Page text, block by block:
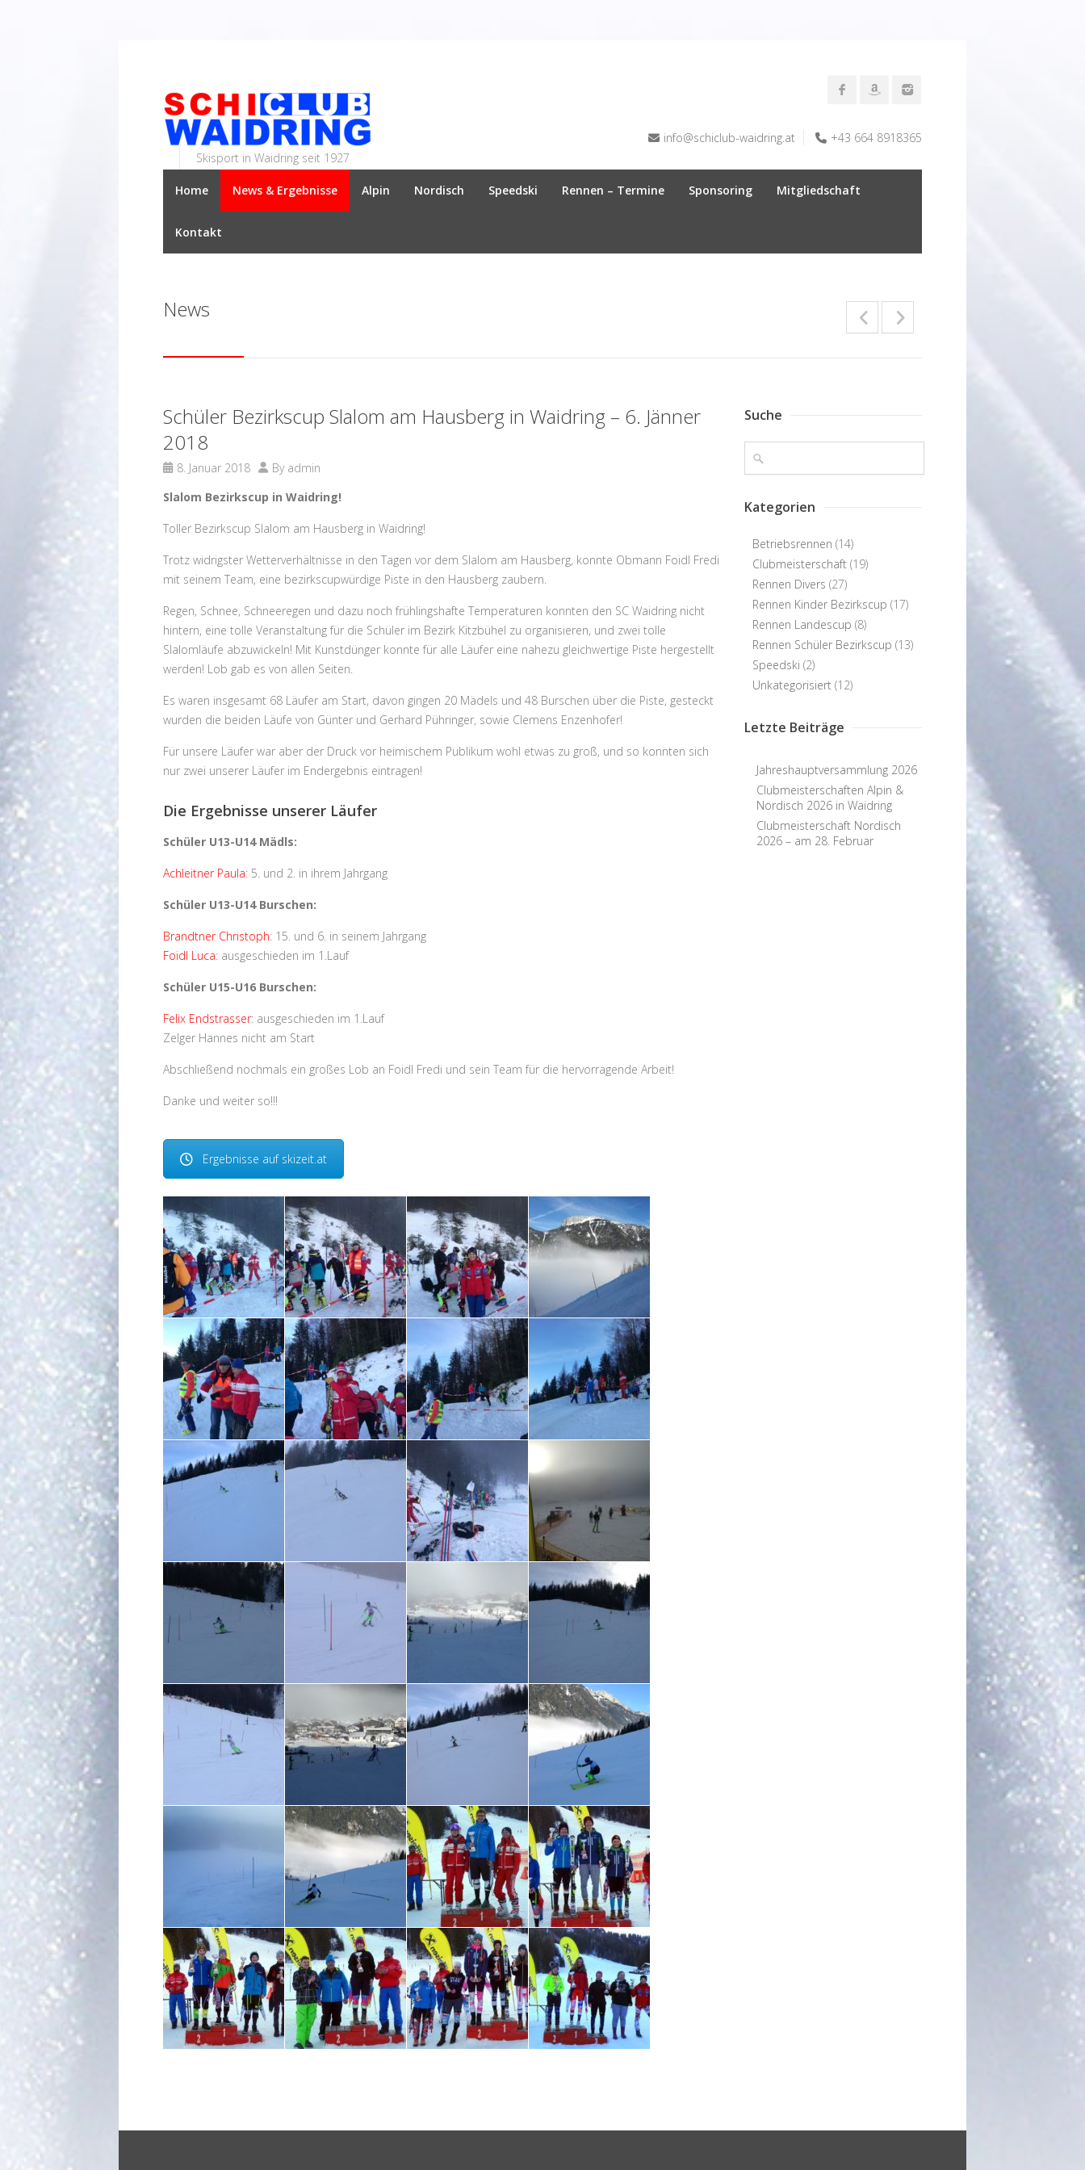
Skisport in Waidring seit 1927
info@schiclub-waidring.at +43 664 8918365
Home News & Ergebnisse Alpin Nordisch Speedski Rennen – Termine Sponsoring Mitgliedschaft
Kontakt
News
Schüler Bezirkscup Slalom am Hausberg in Waidring – 6. Jänner
2018
8. Januar 2018 By admin
Slalom Bezirkscup in Waidring!
Toller Bezirkscup Slalom am Hausberg in Waidring!
Trotz widrigster Wetterverhältnisse in den Tagen vor dem Slalom am Hausberg, konnte Obmann Foidl Fredi
mit seinem Team, eine bezirkscupwürdige Piste in den Hausberg zaubern.
Regen, Schnee, Schneeregen und dazu noch frühlingshafte Temperaturen konnten den SC Waidring nicht
hintern, eine tolle Veranstaltung für die Schüler im Bezirk Kitzbühel zu organisieren, und zwei tolle
Slalomläufe abzuwickeln! Mit Kunstdünger konnte für alle Läufer eine nahezu gleichwertige Piste hergestellt
werden! Lob gab es von allen Seiten.
Es waren insgesamt 68 Läufer am Start, davon gingen 20 Mädels und 48 Burschen über die Piste, gesteckt
wurden die beiden Läufe von Günter und Gerhard Pühringer, sowie Clemens Enzenhofer!
Für unsere Läufer war aber der Druck vor heimischem Publikum wohl etwas zu groß, und so konnten sich
nur zwei unserer Läufer im Endergebnis eintragen!
Die Ergebnisse unserer Läufer
Schüler U13-U14 Mädls:
Achleitner Paula: 5. und 2. in ihrem Jahrgang
Schüler U13-U14 Burschen:
Brandtner Christoph: 15. und 6. in seinem Jahrgang
Foidl Luca: ausgeschieden im 1.Lauf
Schüler U15-U16 Burschen:
Felix Endstrasser: ausgeschieden im 1.Lauf
Zelger Hannes nicht am Start
Abschließend nochmals ein großes Lob an Foidl Fredi und sein Team für die hervorragende Arbeit!
Danke und weiter so!!!
Ergebnisse auf skizeit.at
Suche
Kategorien
Betriebsrennen (14)
Clubmeisterschaft (19)
Rennen Divers (27)
Rennen Kinder Bezirkscup (17)
Rennen Landescup (8)
Rennen Schüler Bezirkscup (13)
Speedski (2)
Unkategorisiert (12)
Letzte Beiträge
Jahreshauptversammlung 2026
Clubmeisterschaften Alpin &
Nordisch 2026 in Waidring
Clubmeisterschaft Nordisch
2026 – am 28. Februar